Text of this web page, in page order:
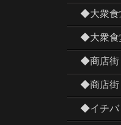
◆大衆食
◆大衆食
◆商店街
◆商店街
◆イチバ